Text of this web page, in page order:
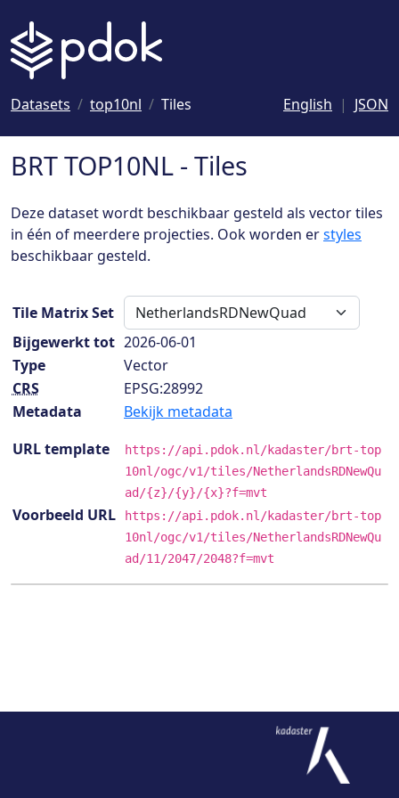
Datasets top10nl Tiles English JSON
BRT TOP10NL - Tiles
Deze dataset wordt beschikbaar gesteld als vector tiles
in één of meerdere projecties. Ook worden erstyles
beschikbaar gesteld.
Tile Matrix Set
Bijgewerkt tot 2026-06-01
Type
Vector
CRS
EPSG:28992
Metadata
Bekijk metadata
URL template
https://api.pdok.nl/kadaster/brt-top
10nl/ogc/v1/tiles/NetherlandsRDNewQu
ad/{z}/{y}/{x}?f=mvt
Voorbeeld URL
https://api.pdok.nl/kadaster/brt-top
10nl/ogc/v1/tiles/NetherlandsRDNewQu
ad/11/2047/2048?f=mvt